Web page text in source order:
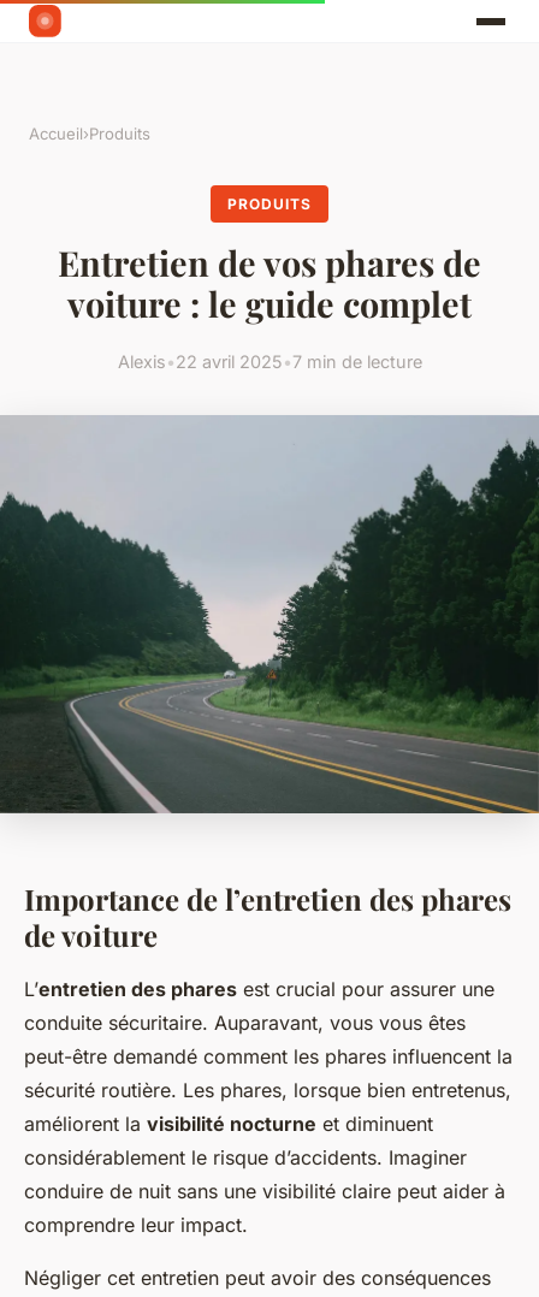
Accueil›Produits
PRODUITS
Entretien de vos phares de
voiture : le guide complet
Alexis•22 avril 2025•7 min de lecture
Importance de l’entretien des phares
de voiture
L’entretien des phares est crucial pour assurer une
conduite sécuritaire. Auparavant, vous vous êtes
peut-être demandé comment les phares influencent la
sécurité routière. Les phares, lorsque bien entretenus,
améliorent la visibilité nocturne et diminuent
considérablement le risque d’accidents. Imaginer
conduire de nuit sans une visibilité claire peut aider à
comprendre leur impact.
Négliger cet entretien peut avoir des conséquences